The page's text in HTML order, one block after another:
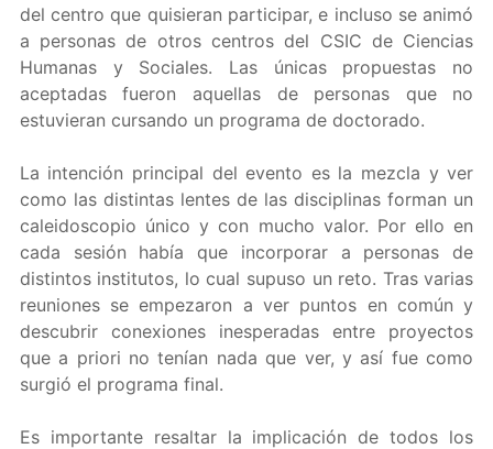
del centro que quisieran participar, e incluso se animó
a personas de otros centros del CSIC de Ciencias
Humanas y Sociales. Las únicas propuestas no
aceptadas fueron aquellas de personas que no
estuvieran cursando un programa de doctorado.
La intención principal del evento es la mezcla y ver
como las distintas lentes de las disciplinas forman un
caleidoscopio único y con mucho valor. Por ello en
cada sesión había que incorporar a personas de
distintos institutos, lo cual supuso un reto. Tras varias
reuniones se empezaron a ver puntos en común y
descubrir conexiones inesperadas entre proyectos
que a priori no tenían nada que ver, y así fue como
surgió el programa final.
Es importante resaltar la implicación de todos los